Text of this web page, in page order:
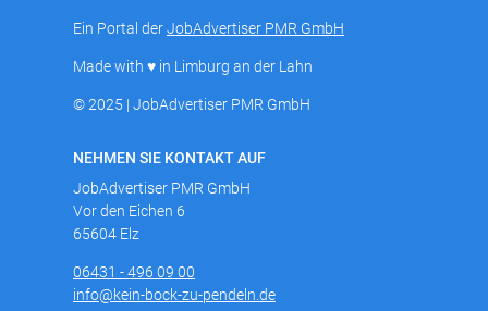
Ein Portal derJobAdvertiser PMR GmbH
Made with ♥ in Limburg an der Lahn
© 2025 | JobAdvertiser PMR GmbH
NEHMEN SIE KONTAKT AUF
JobAdvertiser PMR GmbH
Vor den Eichen 6
65604 Elz
06431 - 496 09 00
info@kein-bock-zu-pendeln.de